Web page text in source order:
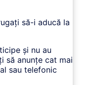
să-i aducă la
și nu au
să anunțe cat mai
sau telefonic